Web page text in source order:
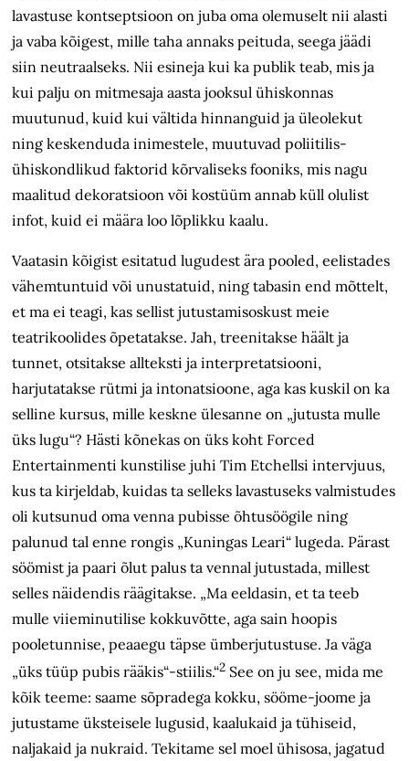
lavastuse kontseptsioon on juba oma olemuselt nii alasti
ja vaba kõigest, mille taha annaks peituda, seega jäädi
siin neutraalseks. Nii esineja kui ka publik teab, mis ja
kui palju on mitmesaja aasta jooksul ühiskonnas
muutunud, kuid kui vältida hinnanguid ja üleolekut
ning keskenduda inimestele, muutuvad poliitilis-
ühiskondlikud faktorid kõrvaliseks fooniks, mis nagu
maalitud dekoratsioon või kostüüm annab küll olulist
infot, kuid ei määra loo lõplikku kaalu.
Vaatasin kõigist esitatud lugudest ära pooled, eelistades
vähemtuntuid või unustatuid, ning tabasin end mõttelt,
et ma ei teagi, kas sellist jutustamisoskust meie
teatrikoolides õpetatakse. Jah, treenitakse häält ja
tunnet, otsitakse allteksti ja interpretatsiooni,
harjutatakse rütmi ja intonatsioone, aga kas kuskil on ka
selline kursus, mille keskne ülesanne on „jutusta mulle
üks lugu“? Hästi kõnekas on üks koht Forced
Entertainmenti kunstilise juhi Tim Etchellsi intervjuus,
kus ta kirjeldab, kuidas ta selleks lavastuseks valmistudes
oli kutsunud oma venna pubisse õhtusöögile ning
palunud tal enne rongis „Kuningas Leari“ lugeda. Pärast
söömist ja paari õlut palus ta vennal jutustada, millest
selles näidendis räägitakse. „Ma eeldasin, et ta teeb
mulle viieminutilise kokkuvõtte, aga sain hoopis
pooletunnise, peaaegu täpse ümberjutustuse. Ja väga
„üks tüüp pubis rääkis“-stiilis.“2 See on ju see, mida me
kõik teeme: saame sõpradega kokku, sööme-joome ja
jutustame üksteisele lugusid, kaalukaid ja tühiseid,
naljakaid ja nukraid. Tekitame sel moel ühisosa, jagatud